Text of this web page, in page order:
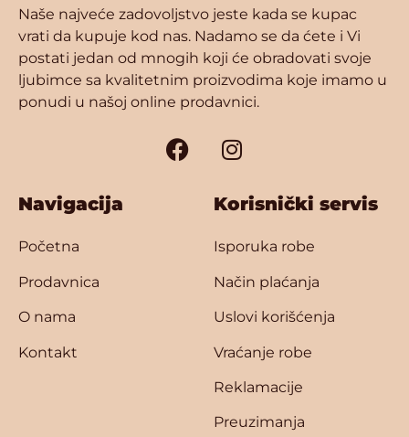
Naše najveće zadovoljstvo jeste kada se kupac
vrati da kupuje kod nas. Nadamo se da ćete i Vi
postati jedan od mnogih koji će obradovati svoje
ljubimce sa kvalitetnim proizvodima koje imamo u
ponudi u našoj online prodavnici.
Navigacija
Početna
Prodavnica
O nama
Kontakt
Korisnički servis
Isporuka robe
Način plaćanja
Uslovi korišćenja
Vraćanje robe
Reklamacije
Preuzimanja